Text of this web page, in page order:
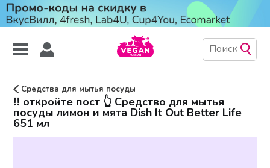
Средства для мытья посуды
‼️ откройте пост 👆 Средство для мытья
посуды лимон и мята Dish It Out Better Life
651 мл